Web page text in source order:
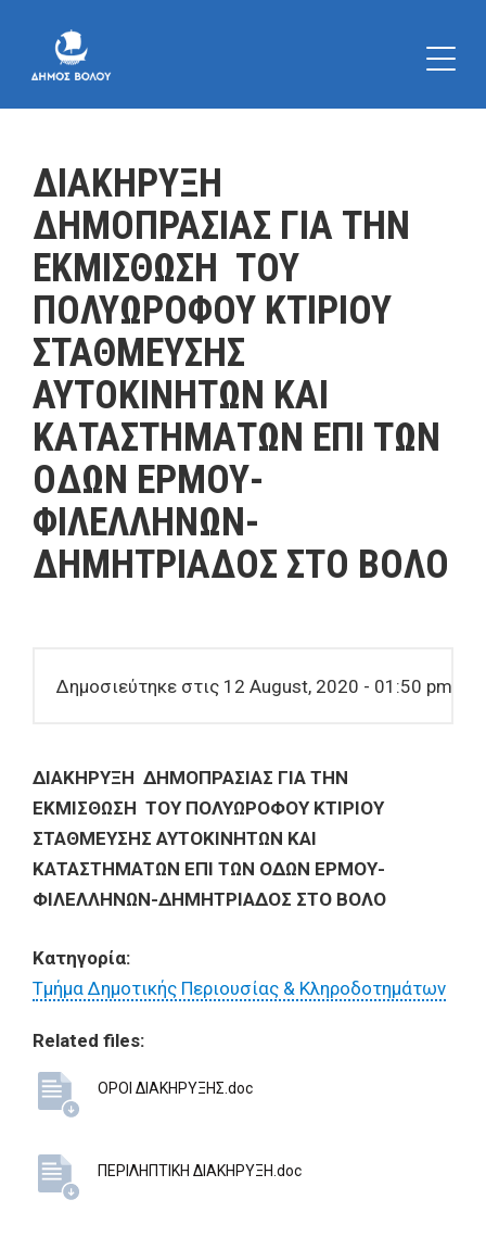
ΔΙΑΚΗΡΥΞΗ
ΔΗΜΟΠΡΑΣΙΑΣ ΓΙΑ ΤΗΝ
ΕΚΜΙΣΘΩΣΗ ΤΟΥ
ΠΟΛΥΩΡΟΦΟΥ ΚΤΙΡΙΟΥ
ΣΤΑΘΜΕΥΣΗΣ
ΑΥΤΟΚΙΝΗΤΩΝ ΚΑΙ
ΚΑΤΑΣΤΗΜΑΤΩΝ ΕΠΙ ΤΩΝ
ΟΔΩΝ ΕΡΜΟΥ-
ΦΙΛΕΛΛΗΝΩΝ-
ΔΗΜΗΤΡΙΑΔΟΣ ΣΤΟ ΒΟΛΟ
Δημοσιεύτηκε στις 12 August, 2020 - 01:50 pm
ΔΙΑΚΗΡΥΞΗ ΔΗΜΟΠΡΑΣΙΑΣ ΓΙΑ ΤΗΝ
ΕΚΜΙΣΘΩΣΗ ΤΟΥ ΠΟΛΥΩΡΟΦΟΥ ΚΤΙΡΙΟΥ
ΣΤΑΘΜΕΥΣΗΣ ΑΥΤΟΚΙΝΗΤΩΝ ΚΑΙ
ΚΑΤΑΣΤΗΜΑΤΩΝ ΕΠΙ ΤΩΝ ΟΔΩΝ ΕΡΜΟΥ-
ΦΙΛΕΛΛΗΝΩΝ-ΔΗΜΗΤΡΙΑΔΟΣ ΣΤΟ ΒΟΛΟ
Κατηγορία:
Τμήμα Δημοτικής Περιουσίας & Κληροδοτημάτων
Related files:
ΟΡΟΙ ΔΙΑΚΗΡΥΞΗΣ.doc
ΠΕΡΙΛΗΠΤΙΚΗ ΔΙΑΚΗΡΥΞΗ.doc